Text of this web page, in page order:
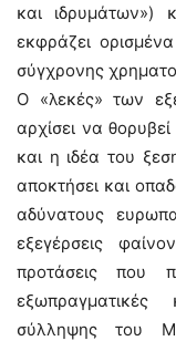
και ιδρυμάτων»)
εκφράζει
σύγχρονης
Ο «λεκές» των
αρχίσει να
και η ιδέα του
αποκτήσει και
αδύνατους
εξεγέρσεις
προτάσεις που
σύλληψης του